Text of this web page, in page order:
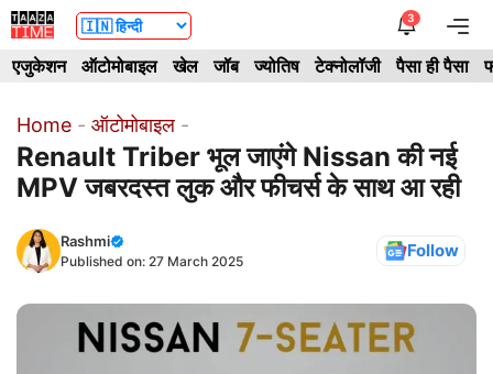
Skip
to
content
3
एजुकेशन ऑटोमोबाइल खेल जॉब ज्योतिष टेक्नोलॉजी पैसा ही पैसा
Home - ऑटोमोबाइल -
Renault Triber भूल जाएंगे Nissan की नई
MPV जबरदस्त लुक और फीचर्स के साथ आ रही
Rashmi
Published on: 27 March 2025 Follow